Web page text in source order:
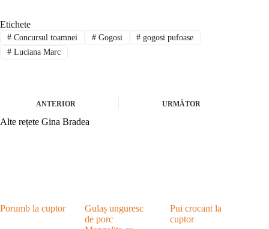
Etichete
#Concursul toamnei #Gogosi # gogosi pufoase
#Luciana Marc
ANTERIOR URMĂTOR
Alte rețete Gina Bradea
Porumb la cuptor
Gulaș unguresc
de porc
Pui crocant la
cuptor